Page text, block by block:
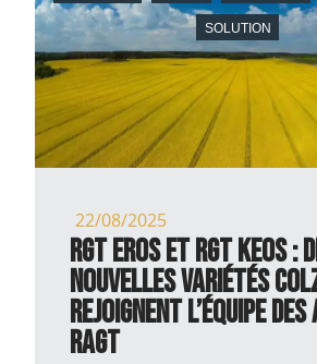
SOLUTION
22/08/2025
RGT EROS et RGT KEOS :
nouvelles variétés
rejoignent l’équipe des
RAGT